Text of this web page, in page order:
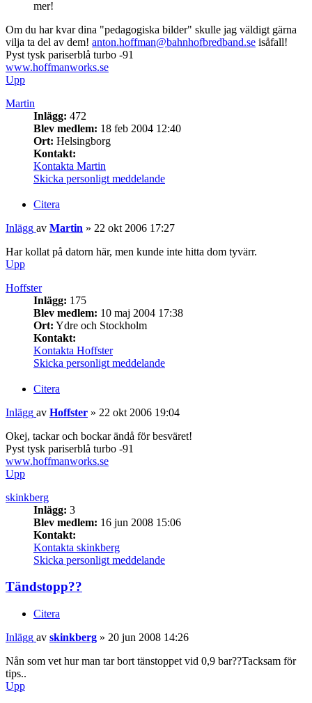
mer!
Om du har kvar dina "pedagogiska bilder" skulle jag väldigt gärna
vilja ta del av dem! anton.hoffman@bahnhofbredband.se isåfall!
Pyst tysk pariserblå turbo -91
www.hoffmanworks.se
Upp
Martin
Inlägg: 472
Blev medlem: 18 feb 2004 12:40
Ort: Helsingborg
Kontakt:
Kontakta Martin
Skicka personligt meddelande
Citera
Inlägg av Martin » 22 okt 2006 17:27
Har kollat på datorn här, men kunde inte hitta dom tyvärr.
Upp
Hoffster
Inlägg: 175
Blev medlem: 10 maj 2004 17:38
Ort: Ydre och Stockholm
Kontakt:
Kontakta Hoffster
Skicka personligt meddelande
Citera
Inlägg av Hoffster » 22 okt 2006 19:04
Okej, tackar och bockar ändå för besväret!
Pyst tysk pariserblå turbo -91
www.hoffmanworks.se
Upp
skinkberg
Inlägg: 3
Blev medlem: 16 jun 2008 15:06
Kontakt:
Kontakta skinkberg
Skicka personligt meddelande
Tändstopp??
Citera
Inlägg av skinkberg » 20 jun 2008 14:26
Nån som vet hur man tar bort tänstoppet vid 0,9 bar??Tacksam för
tips..
Upp